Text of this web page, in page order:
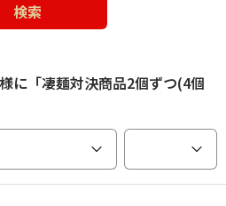
検索
に「凄麺対決商品2個ずつ(4個